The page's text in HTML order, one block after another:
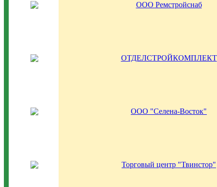
ООО Ремстройснаб
ОТДЕЛСТРОЙКОМПЛЕКТ
ООО "Селена-Восток"
Торговый центр "Твинстор"